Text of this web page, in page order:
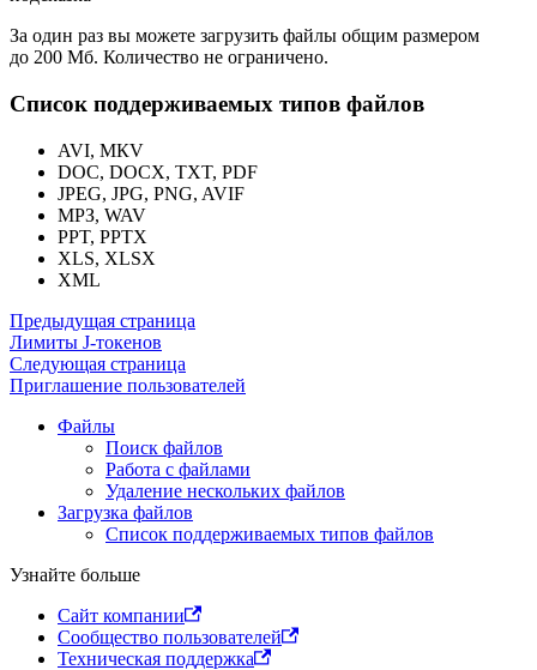
За один раз вы можете загрузить файлы общим размером
до 200 Мб. Количество не ограничено.
Список поддерживаемых типов файлов
AVI, МКV
DOC, DOCX, TXT, PDF
JPEG, JPG, PNG, AVIF
МРЗ, WAV
PPT, РРТХ
XLS, XLSX
ХМL
Предыдущая страница
Лимиты J-токенов
Следующая страница
Приглашение пользователей
Файлы
Поиск файлов
Работа с файлами
Удаление нескольких файлов
Загрузка файлов
Список поддерживаемых типов файлов
Узнайте больше
Сайт компании
Сообщество пользователей
Техническая поддержка